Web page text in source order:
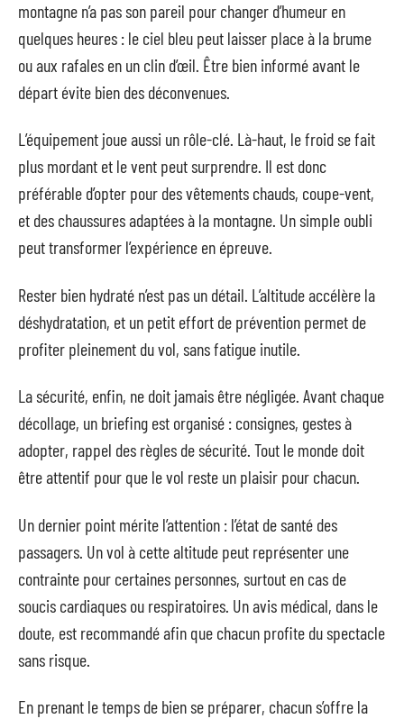
montagne n’a pas son pareil pour changer d’humeur en
quelques heures : le ciel bleu peut laisser place à la brume
ou aux rafales en un clin d’œil. Être bien informé avant le
départ évite bien des déconvenues.
L’équipement joue aussi un rôle-clé. Là-haut, le froid se fait
plus mordant et le vent peut surprendre. Il est donc
préférable d’opter pour des vêtements chauds, coupe-vent,
et des chaussures adaptées à la montagne. Un simple oubli
peut transformer l’expérience en épreuve.
Rester bien hydraté n’est pas un détail. L’altitude accélère la
déshydratation, et un petit effort de prévention permet de
profiter pleinement du vol, sans fatigue inutile.
La sécurité, enfin, ne doit jamais être négligée. Avant chaque
décollage, un briefing est organisé : consignes, gestes à
adopter, rappel des règles de sécurité. Tout le monde doit
être attentif pour que le vol reste un plaisir pour chacun.
Un dernier point mérite l’attention : l’état de santé des
passagers. Un vol à cette altitude peut représenter une
contrainte pour certaines personnes, surtout en cas de
soucis cardiaques ou respiratoires. Un avis médical, dans le
doute, est recommandé afin que chacun profite du spectacle
sans risque.
En prenant le temps de bien se préparer, chacun s’offre la